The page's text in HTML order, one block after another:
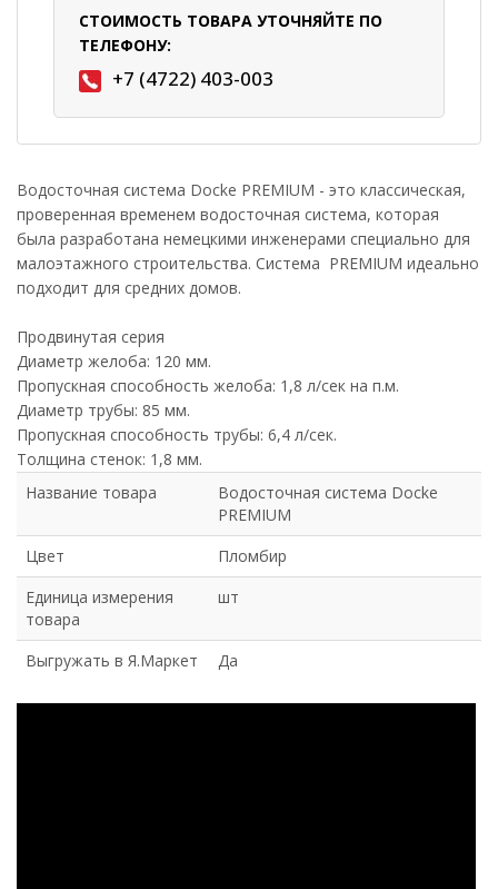
СТОИМОСТЬ ТОВАРА УТОЧНЯЙТЕ ПО
ТЕЛЕФОНУ:
+7 (4722) 403-003
Водосточная система Docke PREMIUM - это классическая,
проверенная временем водосточная система, которая
была разработана немецкими инженерами специально для
малоэтажного строительства. Система PREMIUM идеально
подходит для средних домов.
Продвинутая серия
Диаметр желоба: 120 мм.
Пропускная способность желоба: 1,8 л/сек на п.м.
Диаметр трубы: 85 мм.
Пропускная способность трубы: 6,4 л/сек.
Толщина стенок: 1,8 мм.
Название товара
Водосточная система Docke
PREMIUM
Цвет
Пломбир
Единица измерения
товара
шт
Выгружать в Я.Маркет Да